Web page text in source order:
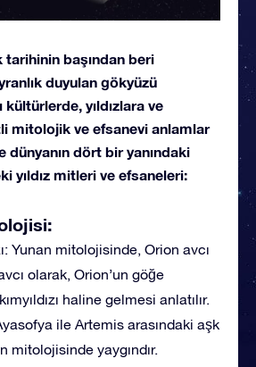
tarihinin başından beri
duyulan gökyüzü
yıldızlara ve
mitolojik ve efsanevi anlamlar
dört bir yanındaki
yıldız mitleri ve efsaneleri:
Yunan mitolojisinde, Orion avcı
olarak, Orion’un göğe
haline gelmesi anlatılır.
ile Artemis arasındaki aşk
mitolojisinde yaygındır.